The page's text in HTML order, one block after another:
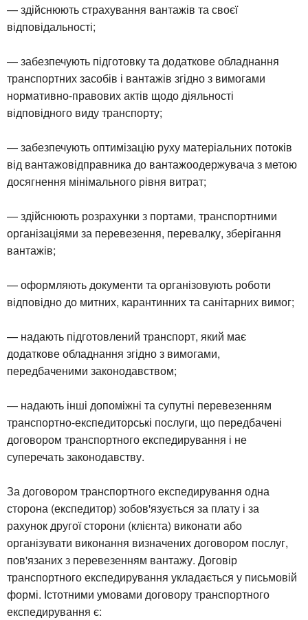
— здійснюють страхування вантажів та своєї
відповідальності;
— забезпечують підготовку та додаткове обладнання
транспортних засобів і вантажів згідно з вимогами
нормативно-правових актів щодо діяльності
відповідного виду транспорту;
— забезпечують оптимізацію руху матеріальних потоків
від вантажовідправника до вантажоодержувача з метою
досягнення мінімального рівня витрат;
— здійснюють розрахунки з портами, транспортними
організаціями за перевезення, перевалку, зберігання
вантажів;
— оформляють документи та організовують роботи
відповідно до митних, карантинних та санітарних вимог;
— надають підготовлений транспорт, який має
додаткове обладнання згідно з вимогами,
передбаченими законодавством;
— надають інші допоміжні та супутні перевезенням
транспортно-експедиторські послуги, що передбачені
договором транспортного експедирування і не
суперечать законодавству.
За договором транспортного експедирування одна
сторона (експедитор) зобов'язується за плату і за
рахунок другої сторони (клієнта) виконати або
організувати виконання визначених договором послуг,
пов'язаних з перевезенням вантажу. Договір
транспортного експедирування укладається у письмовій
формі. Істотними умовами договору транспортного
експедирування є: